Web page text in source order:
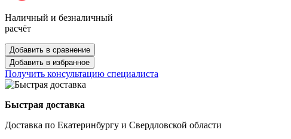
Наличный и безналичный
расчёт
Добавить в сравнение
Добавить в избранное
Получить консультацию специалиста
Быстрая доставка
Доставка по Екатеринбургу и Свердловской области